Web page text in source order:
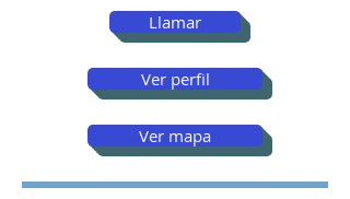
Llamar
Ver perfil
Ver mapa